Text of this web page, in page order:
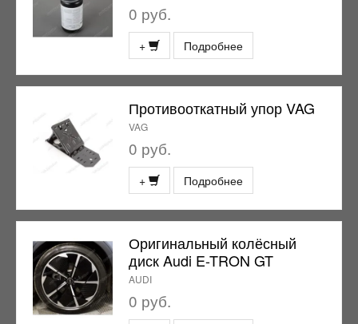
0 руб.
+ Подробнее
Противооткатный упор VAG
VAG
0 руб.
+ Подробнее
Оригинальный колёсный
диск Audi E-TRON GT
AUDI
0 руб.